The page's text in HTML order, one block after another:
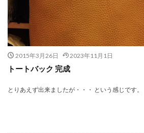
2015年3月26日 2023年11月1日
トートバック 完成
とりあえず出来ましたが・・・ という感じです。